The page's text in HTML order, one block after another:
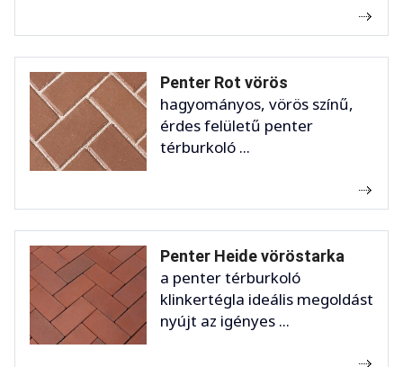
Penter Rot vörös
hagyományos, vörös színű,
érdes felületű penter
térburkoló ...
Penter Heide vöröstarka
a penter térburkoló
klinkertégla ideális megoldást
nyújt az igényes ...